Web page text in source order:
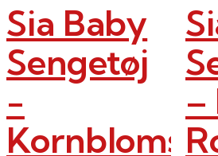
varesiden
Sia Baby
Sengetøj
-
Kornblomst
–